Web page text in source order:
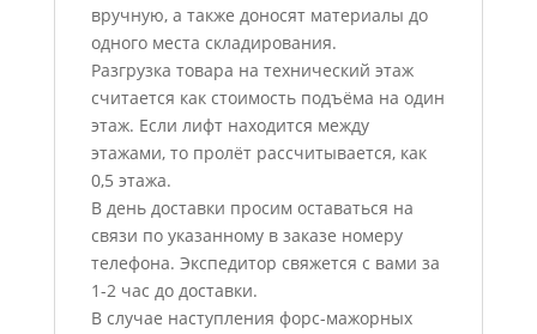
вручную, а также доносят материалы до
одного места складирования.
Разгрузка товара на технический этаж
считается как стоимость подъёма на один
этаж. Если лифт находится между
этажами, то пролёт рассчитывается, как
0,5 этажа.
В день доставки просим оставаться на
связи по указанному в заказе номеру
телефона. Экспедитор свяжется с вами за
1-2 час до доставки.
В случае наступления форс-мажорных